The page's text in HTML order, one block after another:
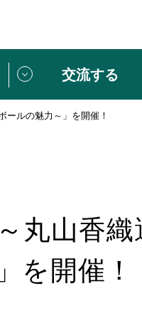
はじめての方へ
なボランティアをチェッ
交流する
めの一歩
ールの魅力～」を開催！
丸山香織
を開催！